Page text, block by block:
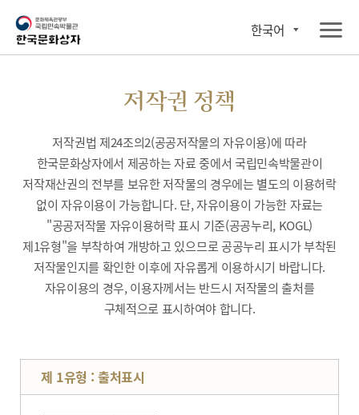
한국어
저작권 정책
저작권법 제24조의2(공공저작물의 자유이용)에 따라
한국문화상자에서 제공하는 자료 중에서 국립민속박물관이
저작재산권의 전부를 보유한 저작물의 경우에는 별도의 이용허락
없이 자유이용이 가능합니다. 단, 자유이용이 가능한 자료는
"공공저작물 자유이용허락 표시 기준(공공누리, KOGL)
제1유형"을 부착하여 개방하고 있으므로 공공누리 표시가 부착된
저작물인지를 확인한 이후에 자유롭게 이용하시기 바랍니다.
자유이용의 경우, 이용자께서는 반드시 저작물의 출처를
구체적으로 표시하여야 합니다.
제 1유형 : 출처표시